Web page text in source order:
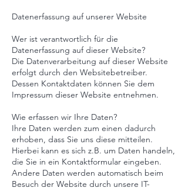
Datenerfassung auf unserer Website
Wer ist verantwortlich für die
Datenerfassung auf dieser Website?
Die Datenverarbeitung auf dieser Website
erfolgt durch den Websitebetreiber.
Dessen Kontaktdaten können Sie dem
Impressum dieser Website entnehmen.
Wie erfassen wir Ihre Daten?
Ihre Daten werden zum einen dadurch
erhoben, dass Sie uns diese mitteilen.
Hierbei kann es sich z.B. um Daten handeln,
die Sie in ein Kontaktformular eingeben.
Andere Daten werden automatisch beim
Besuch der Website durch unsere IT-